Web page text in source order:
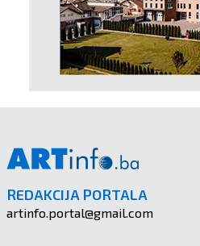
REDAKCIJA PORTALA
artinfo.portal@gmail.com